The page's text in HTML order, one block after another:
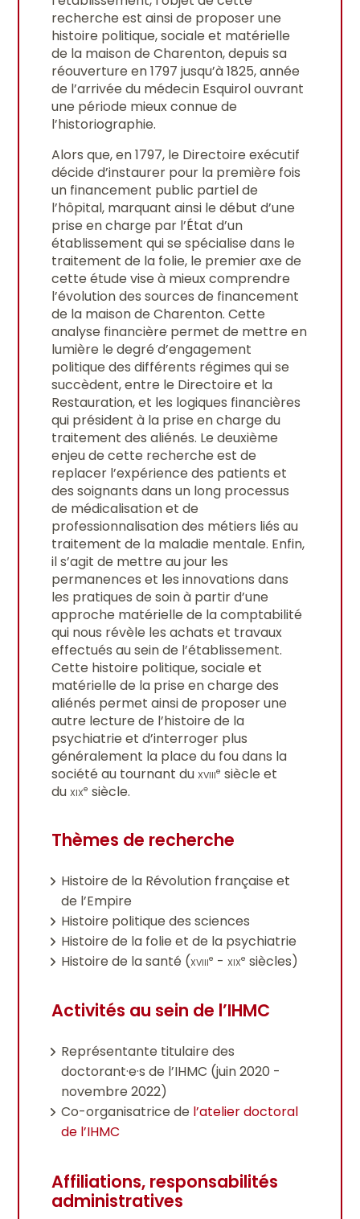
recherche est ainsi de proposer une
histoire politique, sociale et matérielle
de la maison de Charenton, depuis sa
réouverture en 1797 jusqu’à 1825, année
de l’arrivée du médecin Esquirol ouvrant
une période mieux connue de
l’historiographie.
Alors que, en 1797, le Directoire exécutif
décide d’instaurer pour la première fois
un financement public partiel de
l’hôpital, marquant ainsi le début d’une
prise en charge par l’État d’un
établissement qui se spécialise dans le
traitement de la folie, le premier axe de
cette étude vise à mieux comprendre
l’évolution des sources de financement
de la maison de Charenton. Cette
analyse financière permet de mettre en
lumière le degré d’engagement
politique des différents régimes qui se
succèdent, entre le Directoire et la
Restauration, et les logiques financières
qui président à la prise en charge du
traitement des aliénés. Le deuxième
enjeu de cette recherche est de
replacer l’expérience des patients et
des soignants dans un long processus
de médicalisation et de
professionnalisation des métiers liés au
traitement de la maladie mentale. Enfin,
il s’agit de mettre au jour les
permanences et les innovations dans
les pratiques de soin à partir d’une
approche matérielle de la comptabilité
qui nous révèle les achats et travaux
effectués au sein de l’établissement.
Cette histoire politique, sociale et
matérielle de la prise en charge des
aliénés permet ainsi de proposer une
autre lecture de l’histoire de la
psychiatrie et d’interroger plus
généralement la place du fou dans la
société au tournant duxviiie siècle et
duxixe siècle.
Thèmes de recherche
Histoire de la Révolution française et
de l’Empire
Histoire politique des sciences
Histoire de la folie et de la psychiatrie
Histoire de la santé (xviiie -xixe siècles)
Activités au sein de l’IHMC
Représentante titulaire des
doctorant·e·s de l’IHMC (juin 2020 -
novembre 2022)
Co-organisatrice de l’atelier doctoral
de l’IHMC
Affiliations, responsabilités
administratives